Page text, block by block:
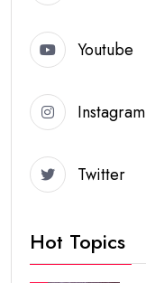
Youtube
Instagram
Twitter
Hot Topics